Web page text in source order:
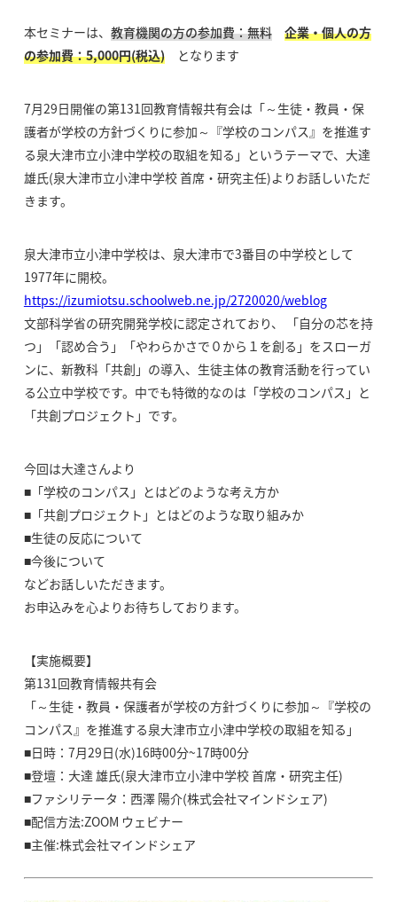
本セミナーは、 教育機関の方の参加費：無料
企業・個人の方
の参加費：5,000円(税込)となります
7月29日開催の第131回教育情報共有会は「～生徒・教員・保
護者が学校の方針づくりに参加～『学校のコンパス』を推進す
る泉大津市立小津中学校の取組を知る」というテーマで、大達
雄氏(泉大津市立小津中学校 首席・研究主任)よりお話しいただ
きます。
泉大津市立小津中学校は、泉大津市で3番目の中学校として
1977年に開校。
https://izumiotsu.schoolweb.ne.jp/2720020/weblog
文部科学省の研究開発学校に認定されており、 「自分の芯を持
つ」「認め合う」「やわらかさで０から１を創る」をスローガ
ンに、新教科「共創」の導入、生徒主体の教育活動を行ってい
る公立中学校です。中でも特徴的なのは「学校のコンパス」と
「共創プロジェクト」です。
今回は大達さんより
■「学校のコンパス」とはどのような考え方か
■「共創プロジェクト」とはどのような取り組みか
■生徒の反応について
■今後について
などお話しいただきます。
お申込みを心よりお待ちしております。
【実施概要】
第131回教育情報共有会
「～生徒・教員・保護者が学校の方針づくりに参加～『学校の
コンパス』を推進する泉大津市立小津中学校の取組を知る」
■日時：7月29日(水)16時00分~17時00分
■登壇：大達 雄氏(泉大津市立小津中学校 首席・研究主任)
■ファシリテータ：西澤 陽介(株式会社マインドシェア)
■配信方法:ZOOM ウェビナー
■主催:株式会社マインドシェア